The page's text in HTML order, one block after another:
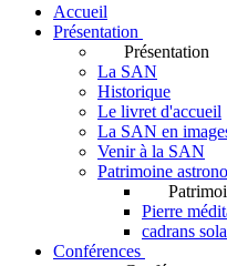
Accueil
Présentation
Présentation
La SAN
Historique
Le livret d'accueil
La SAN en
Venir à la SAN
Patrimoine
Pierre
cadrans
Conférences